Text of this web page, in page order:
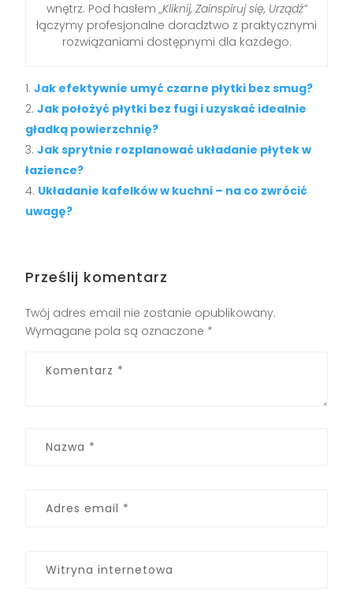
wnętrz. Pod hasłem„Kliknij, Zainspiruj się, Urządź”
łączymy profesjonalne doradztwo z praktycznymi
rozwiązaniami dostępnymi dla każdego.
Jak efektywnie umyć czarne płytki bez smug?
Jak położyć płytki bez fugi i uzyskać idealnie
gładką powierzchnię?
Jak sprytnie rozplanować układanie płytek w
łazience?
Układanie kafelków w kuchni – na co zwrócić
uwagę?
Prześlij komentarz
Twój adres email nie zostanie opublikowany.
Wymagane pola są oznaczone *